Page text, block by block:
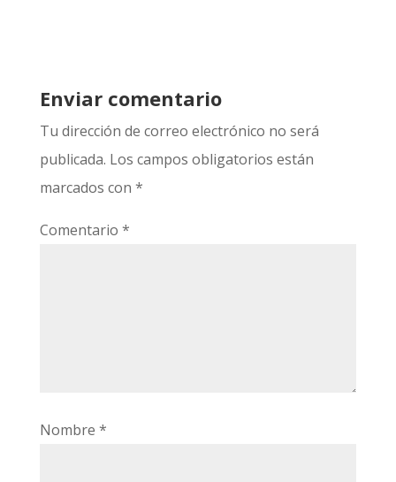
Enviar comentario
Tu dirección de correo electrónico no será
publicada. Los campos obligatorios están
marcados con *
Comentario *
Nombre *